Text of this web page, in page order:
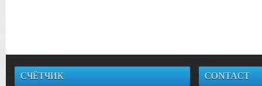
СЧЁТЧИК CONTACT